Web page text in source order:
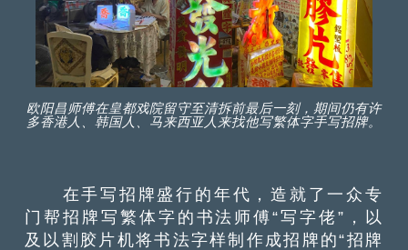
欧阳昌师傅在皇都戏院留守至清拆前最后一刻，期间仍有许
多香港人、韩国人、马来西亚人来找他写繁体字手写招牌。
在手写招牌盛行的年代，造就了一众专
门帮招牌写繁体字的书法师傅“写字佬”，以
及以割胶片机将书法字样制作成招牌的“招牌